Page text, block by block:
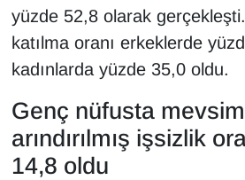
yüzde 52,8 olarak
katılma oranı erkeklerde
kadınlarda yüzde 35,0 oldu.
Genç nüfusta
arındırılmış işsizlik
14,8 oldu
Sinema - TV
SİYASET
SPOR
TEBRİK